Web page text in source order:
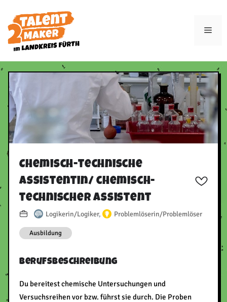
Inhalt
springen
Chemisch-technische
Assistentin/​ chemisch-
technischer Assistent
Logikerin/Logiker, Problemlöserin/Problemlöser
Ausbildung
Berufsbeschreibung
Du bereitest chemische Untersuchungen und
Versuchsreihen vor bzw. führst sie durch. Die Proben